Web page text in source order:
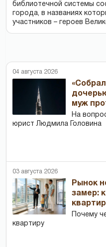
библиотечной системы
города, в названиях
участников – героев
04 августа 2026
муж
На
юрист Людмила Головина
03 августа 2026
Рынок
замер:
Почему
квартиру